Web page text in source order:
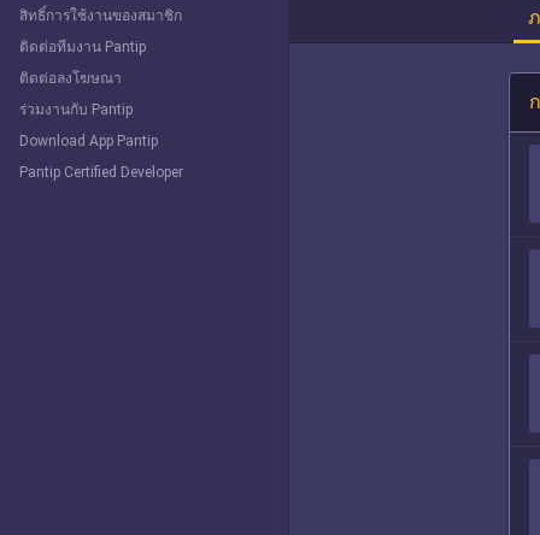
สิทธิ์การใช้งานของสมาชิก
ติดต่อทีมงาน Pantip
ติดต่อลงโฆษณา
ร่วมงานกับ Pantip
Download App Pantip
Pantip Certified Developer